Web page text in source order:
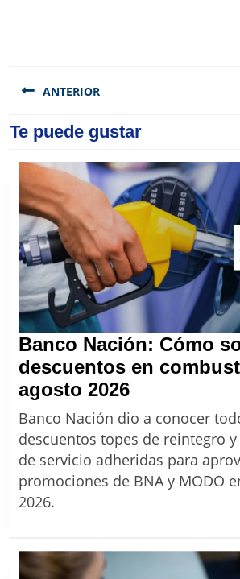
de
ANTERIOR
Previous
Te puede gustar
Banco Nación: Cómo
descuentos en
agosto 2026Banco
Nación:
Cómo
son
los
Banco Nación dio a conocer
descuentos topes de reintegro
de servicio adheridas para
promociones de BNA y MODO
2026.